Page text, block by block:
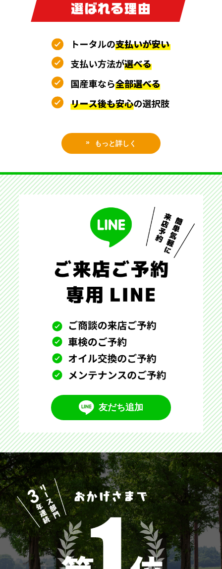
もっと詳しく
友だち追加